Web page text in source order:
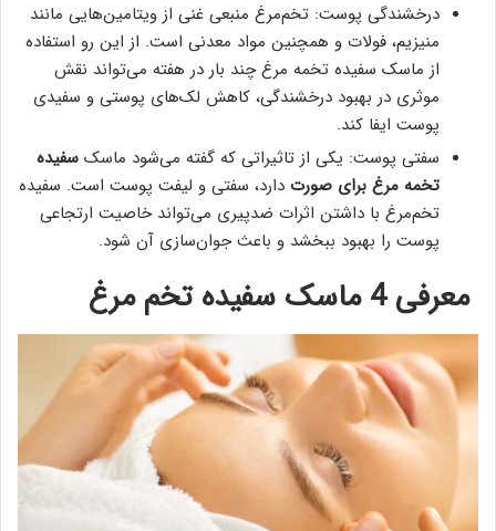
درخشندگی پوست: تخم‌مرغ منبعی غنی از ویتامین‌هایی مانند
منیزیم، فولات و همچنین مواد معدنی است. از این رو استفاده
از ماسک سفیده تخمه مرغ چند بار در هفته می‌تواند نقش
موثری در بهبود درخشندگی، کاهش لک‌های پوستی و سفیدی
پوست ایفا کند.
سفتی پوست: یکی از تاثیراتی که گفته می‌شود ماسک سفیده
تخمه مرغ برای صورت دارد، سفتی و لیفت پوست است. سفیده
تخم‌مرغ با داشتن اثرات ضدپیری می‌تواند خاصیت ارتجاعی
پوست را بهبود ببخشد و باعث جوان‌سازی آن شود.
معرفی 4 ماسک سفیده تخم مرغ